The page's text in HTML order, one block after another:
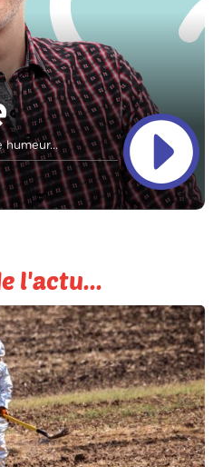
humeur...
l'actu...